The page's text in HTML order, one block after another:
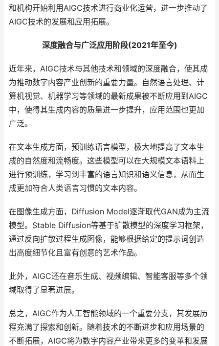
和机构开始利用AIGC技术进行商业化运营，进一步推动了
AIGC技术的发展和应用拓展。
深度融合与广泛应用阶段(2021年至今)
近年来，AIGC技术与其他技术和领域的深度融合，使其成
为推动数字内容产业创新的重要力量。自然语言处理、计
算机视觉、机器学习等领域的最新成果被不断应用到AIGC
中，使得其生成内容的质量进一步提升，应用范围也更加
广泛。
在文本生成方面，预训练语言模型，极大地提高了文本生
成的自然度和流畅度。这些模型可以在大规模文本语料上
进行预训练，学习到丰富的语言知识和语义信息，从而生
成更加符合人类语言习惯的文本内容。
在图像生成方面，Diffusion Model逐渐取代GAN成为主流
模型。Stable Diffusion等基于扩散模型的深度学习框架，
通过反向扩散过程生成图像，能够根据给定的提示词创造
出高度细节化且富有创意的艺术作品。
此外，AIGC还在音乐生成、视频编辑、智能客服等多个领
域取得了显著进展。
总之，AIGC作为人工智能领域的一个重要分支，其发展历
程充满了探索和创新。随着技术的不断进步和应用场景的
不断拓展，AIGC将为数字内容产业带来更多的变革和发展